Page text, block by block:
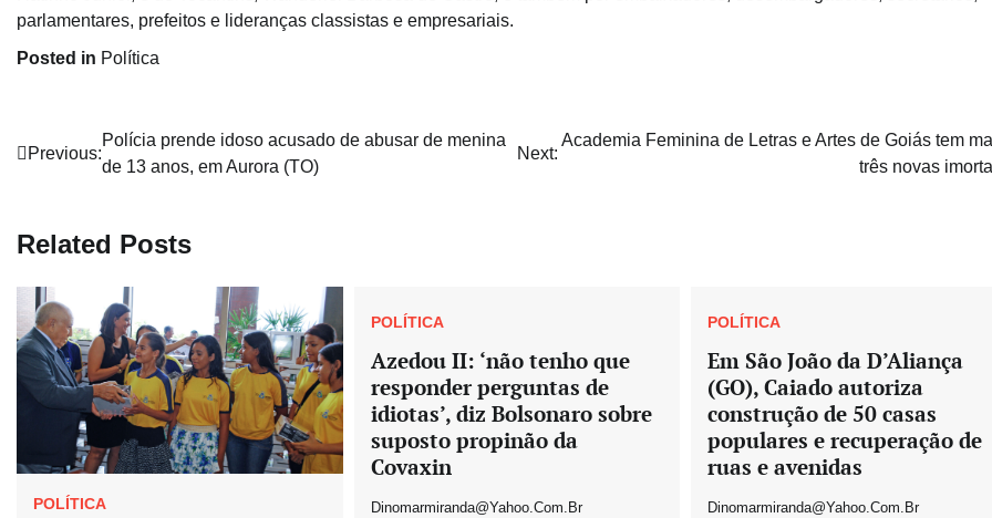
parlamentares, prefeitos e lideranças classistas e empresariais.
Posted in Política
Navegação
Previous:
Polícia prende idoso acusado de abusar de menina
de 13 anos, em Aurora (TO)
Next:
Academia Feminina de Letras e Artes de Goiás tem
três novas
Related Posts
POLÍTICA
POLÍTICA
Azedou II: ‘não tenho que
responder perguntas de
idiotas’, diz Bolsonaro sobre
suposto propinão da
Covaxin
Dinomarmiranda@yahoo.com.br
POLÍTICA
Em São João da D’Aliança
(GO), Caiado autoriza
construção de 50 casas
populares e recuperação de
ruas e avenidas
Dinomarmiranda@yahoo.com.br